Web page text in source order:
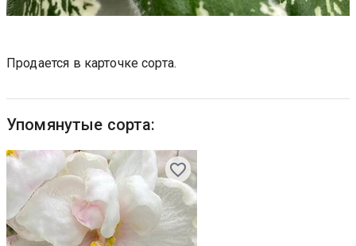
Продается в карточке сорта.
Упомянутые сорта: